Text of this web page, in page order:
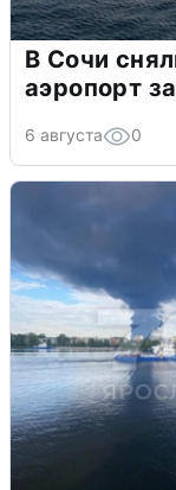
В Сочи
аэропорт
6 августа 0